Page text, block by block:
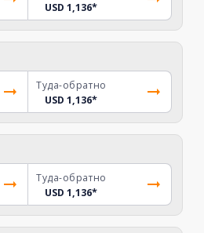
USD 1,136*
Туда-обратно
USD 1,136*
Туда-обратно
USD 1,136*